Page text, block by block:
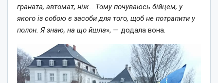
граната, автомат, ніж… Тому почуваюсь бійцем, у
якого із собою є засоби для того, щоб не потрапити у
полон. Я знаю, на що йшла», — додала вона.